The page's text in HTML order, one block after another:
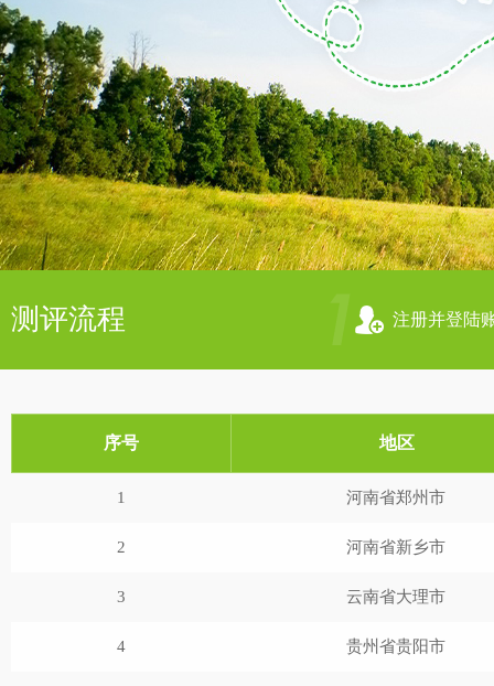
测评流程 注册并登陆
序号 地区
1 河南省郑州市
2 河南省新乡市
3 云南省大理市
4 贵州省贵阳市